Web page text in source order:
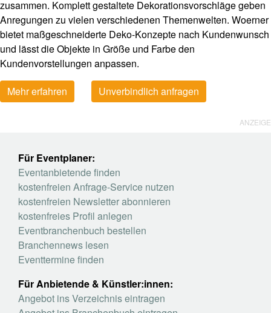
zusammen. Komplett gestaltete Dekorationsvorschläge geben
Anregungen zu vielen verschiedenen Themenwelten. Woerner
bietet maßgeschneiderte Deko-Konzepte nach Kundenwunsch
und lässt die Objekte in Größe und Farbe den
Kundenvorstellungen anpassen.
Mehr erfahren
Unverbindlich anfragen
ANZEIGE
Für Eventplaner:
Eventanbietende finden
kostenfreien Anfrage-Service nutzen
kostenfreien Newsletter abonnieren
kostenfreies Profil anlegen
Eventbranchenbuch bestellen
Branchennews lesen
Eventtermine finden
Für Anbietende & Künstler:innen:
Angebot ins Verzeichnis eintragen